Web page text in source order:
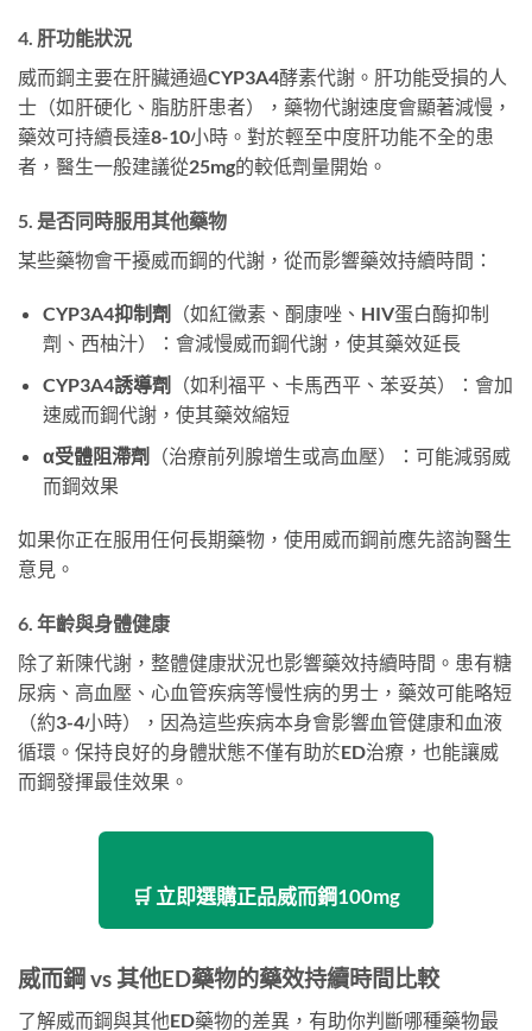
4. 肝功能狀況
威而鋼主要在肝臟通過CYP3A4酵素代謝。肝功能受損的人
士（如肝硬化、脂肪肝患者），藥物代謝速度會顯著減慢，
藥效可持續長達8-10小時。對於輕至中度肝功能不全的患
者，醫生一般建議從25mg的較低劑量開始。
5. 是否同時服用其他藥物
某些藥物會干擾威而鋼的代謝，從而影響藥效持續時間：
CYP3A4抑制劑
（如紅黴素、酮康唑、HIV蛋白酶抑制
劑、西柚汁）：會減慢威而鋼代謝，使其藥效延長
CYP3A4誘導劑
（如利福平、卡馬西平、苯妥英）：會加
速威而鋼代謝，使其藥效縮短
α受體阻滯劑
（治療前列腺增生或高血壓）：可能減弱威
而鋼效果
如果你正在服用任何長期藥物，使用威而鋼前應先諮詢醫生
意見。
6. 年齡與身體健康
除了新陳代謝，整體健康狀況也影響藥效持續時間。患有糖
尿病、高血壓、心血管疾病等慢性病的男士，藥效可能略短
（約3-4小時），因為這些疾病本身會影響血管健康和血液
循環。保持良好的身體狀態不僅有助於ED治療，也能讓威
而鋼發揮最佳效果。
🛒 立即選購正品威而鋼100mg
威而鋼 vs 其他ED藥物的藥效持續時間比較
了解威而鋼與其他ED藥物的差異，有助你判斷哪種藥物最